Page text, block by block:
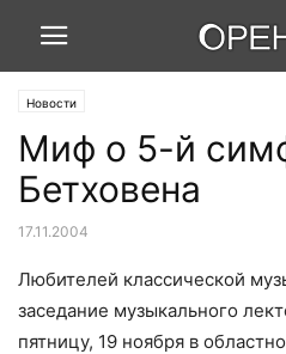
Новости
Миф о 5-й
Бетховена
17.11.2004
Любителей классической
заседание музыкального
пятницу, 19 ноября в